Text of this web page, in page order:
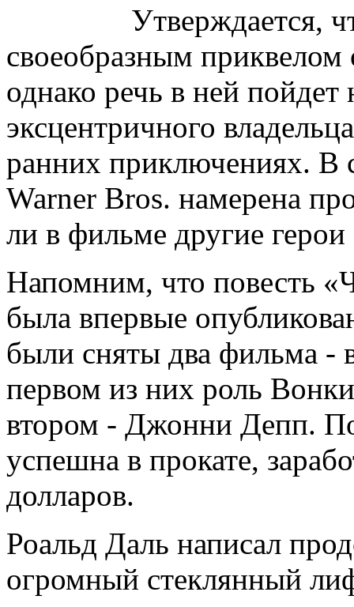
Утверждается,
своеобразным приквелом
однако речь в ней пойдет
эксцентричного
ранних приключениях. В
Warner Bros. намерена
ли в фильме другие герои
Напомним, что повесть
была впервые
были сняты два фильма -
первом из них роль
втором - Джонни Депп.
успешна в прокате,
долларов.
Роальд Даль написал
огромный стеклянный